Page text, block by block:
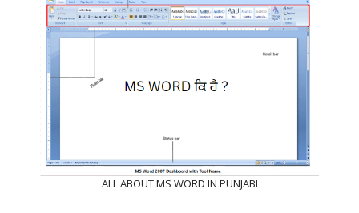
ALL ABOUT MS WORD IN PUNJABI